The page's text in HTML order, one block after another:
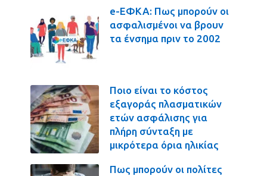
e-ΕΦΚΑ: Πως μπορούν οι
ασφαλισμένοι να βρουν
τα ένσημα πριν το 2002
Ποιο είναι το κόστος
εξαγοράς πλασματικών
ετών ασφάλισης για
πλήρη σύνταξη με
μικρότερα όρια ηλικίας
Πως μπορούν οι πολίτες